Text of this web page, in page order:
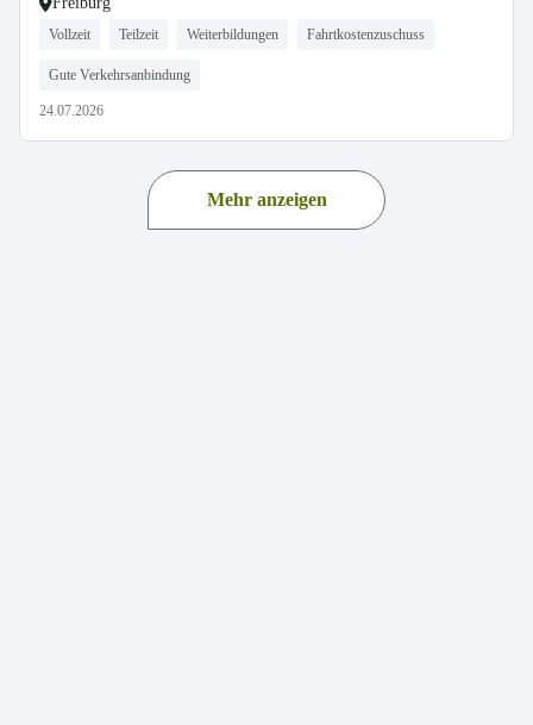
Vollzeit Teilzeit Weiterbildungen Fahrtkostenzuschuss
Gute Verkehrsanbindung
24.07.2026
Mehr anzeigen